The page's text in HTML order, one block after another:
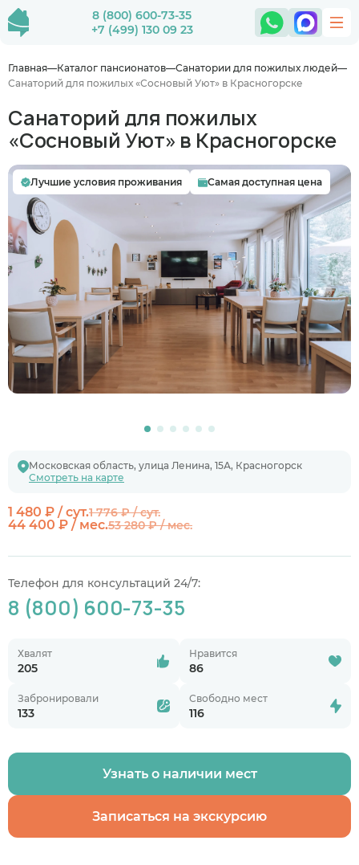
8 (800) 600-73-35
+7 (499) 130 09 23
Главная Каталог пансионатов
Санатории для пожилых людей
Санаторий для пожилых «Сосновый Уют» в Красногорске
Санаторий для пожилых
«Сосновый Уют» в Красногорске
Московская область, улица Ленина, 15А, Красногорск
Смотреть на карте
1 480 ₽ / сут.1 776 ₽ / сут.
44 400 ₽ / мес.53 280 ₽ / мес.
Телефон для консультаций 24/7:
8 (800) 600-73-35
Хвалят
205
Нравится
86
Забронировали
133
Свободно мест
116
Узнать о наличии мест
Записаться на экскурсию
Лучшие условия проживания Самая доступная цена